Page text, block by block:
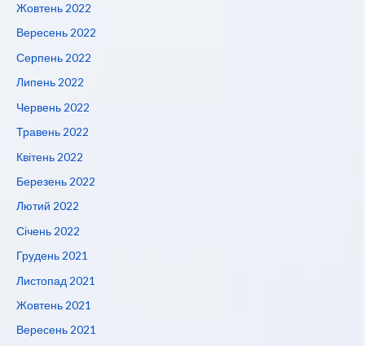
Жовтень 2022
Вересень 2022
Серпень 2022
Липень 2022
Червень 2022
Травень 2022
Квітень 2022
Березень 2022
Лютий 2022
Січень 2022
Грудень 2021
Листопад 2021
Жовтень 2021
Вересень 2021